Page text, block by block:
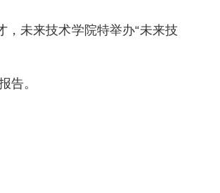
未来技术学院特举办“未来技
告。